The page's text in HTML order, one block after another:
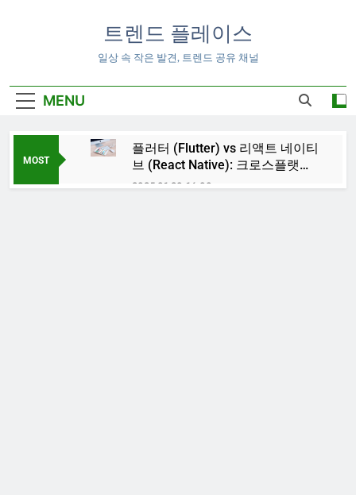
트렌드 플레이스
일상 속 작은 발견, 트렌드 공유 채널
MENU
MOST
플러터 (Flutter) vs 리액트 네이티
브 (React Native): 크로스플랫폼
앱 개발 비교
2025-01-20 16:00